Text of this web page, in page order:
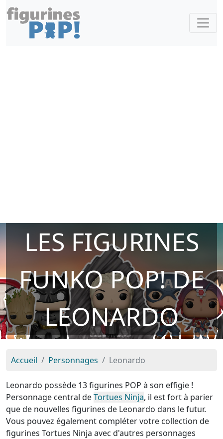
LES FIGURINES
FUNKO POP! DE
LEONARDO
Accueil Personnages Leonardo
Leonardo possède 13 figurines POP à son effigie !
Personnage central deTortues Ninja, il est fort à parier
que de nouvelles figurines de Leonardo dans le futur.
Vous pouvez également compléter votre collection de
figurines Tortues Ninja avec d'autres personnages